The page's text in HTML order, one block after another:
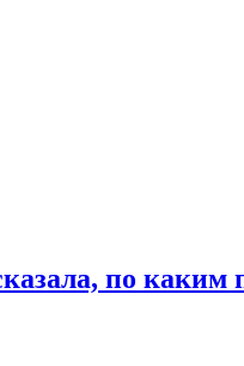
по каким